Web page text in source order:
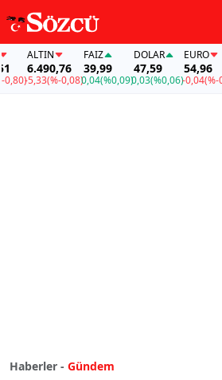
ALTIN
6.490,76
-5,33(%-0,08)
39,99
0,04(%0,09)
DOLAR
47,59
0,03(%0,06)
EURO
54,96
-0,04(%-0,08)
Haberler - Gündem